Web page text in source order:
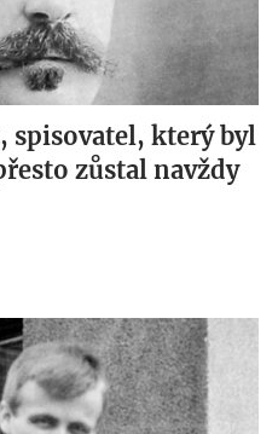
spisovatel, který byl
zůstal navždy